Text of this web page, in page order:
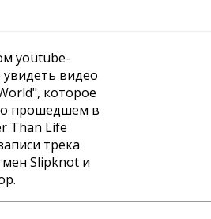
youtube-
видео
которое
прошедшем в
Than Life
трека
Slipknot и